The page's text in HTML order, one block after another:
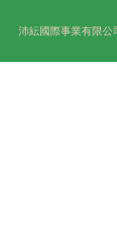
沛紜國際事業有限公